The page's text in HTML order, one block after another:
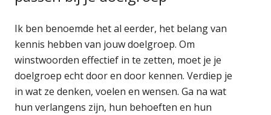
Ik ben benoemde het al eerder, het belang van
kennis hebben van jouw doelgroep. Om
winstwoorden effectief in te zetten, moet je je
doelgroep echt door en door kennen. Verdiep je
in wat ze denken, voelen en wensen. Ga na wat
hun verlangens zijn, hun behoeften en hun